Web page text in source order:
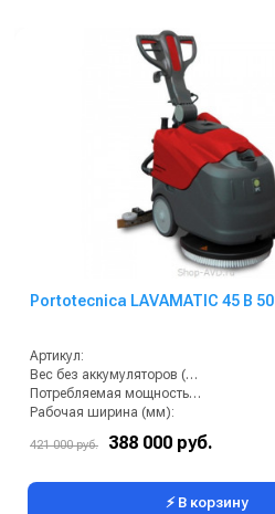
Portotecnica LAVAMATIC 45 B 50
Артикул:
Вес без аккумуляторов (кг):
Потребляемая мощность (кВт):
Рабочая ширина (мм):
Тип машины:
421 000 руб. 388 000 руб.
⚡ В корзину